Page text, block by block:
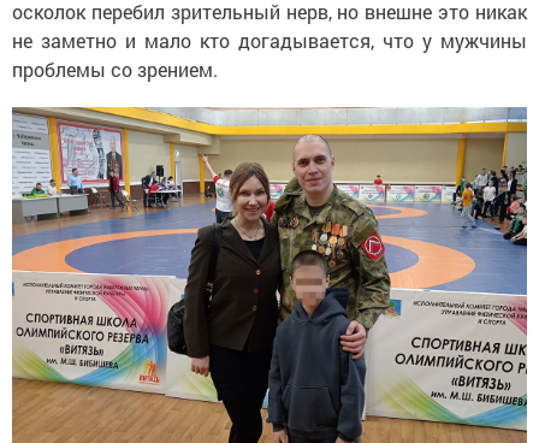
осколок перебил зрительный нерв, но внешне это никак
не заметно и мало кто догадывается, что у мужчины
проблемы со зрением.